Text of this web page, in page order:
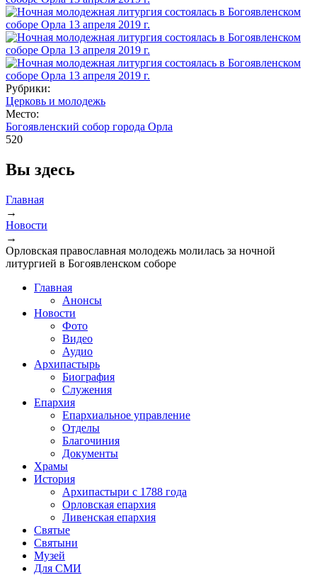
Рубрики:
Церковь и молодежь
Место:
Богоявленский собор города Орла
520
Вы здесь
Главная
→
Новости
→
Орловская православная молодежь молилась за ночной
литургией в Богоявленском соборе
Главная
Анонсы
Новости
Фото
Видео
Аудио
Архипастырь
Биография
Служения
Епархия
Епархиальное управление
Отделы
Благочиния
Документы
Храмы
История
Архипастыри с 1788 года
Орловская епархия
Ливенская епархия
Святые
Святыни
Музей
Для СМИ